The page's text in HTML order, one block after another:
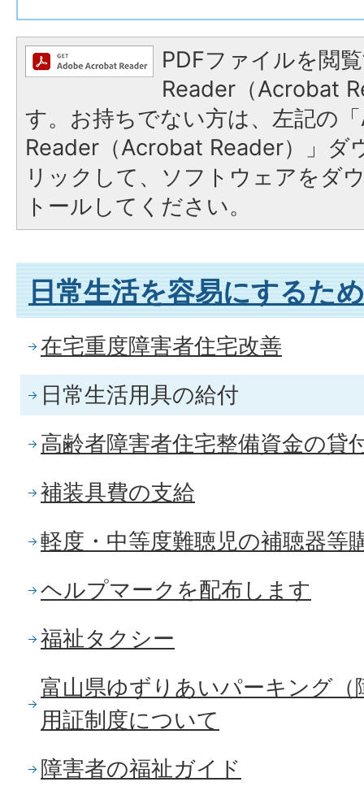
PDFファイルを閲
Reader（Acrobat
す。お持ちでない方は、左記の
Reader（Acrobat Reader）」ダ
リックして、ソフトウェアをダ
トールしてください。
日常生活を容易にするた
在宅重度障害者住宅改善
日常生活用具の給付
高齢者障害者住宅整備資金の貸
補装具費の支給
軽度・中等度難聴児の補聴器等
ヘルプマークを配布します
福祉タクシー
富山県ゆずりあいパーキング（
用証制度について
障害者の福祉ガイド